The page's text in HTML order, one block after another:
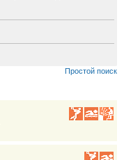
•
Простой поиск